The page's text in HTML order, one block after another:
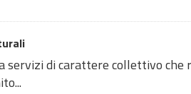
di carattere collettivo che